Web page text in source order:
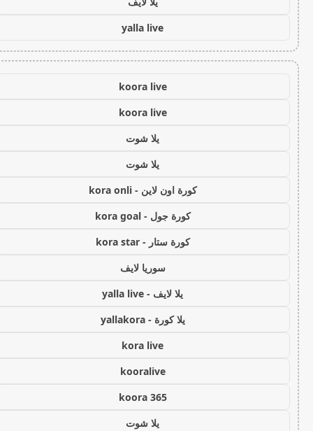
yalla live
koora live
koora live
يلا شوت
يلا شوت
كورة اون لاين - kora onli
كورة جول - kora goal
كورة ستار - kora star
سوريا لايف
يلا لايف - yalla live
يلا كورة - yallakora
kora live
kooralive
koora 365
يلا شوت